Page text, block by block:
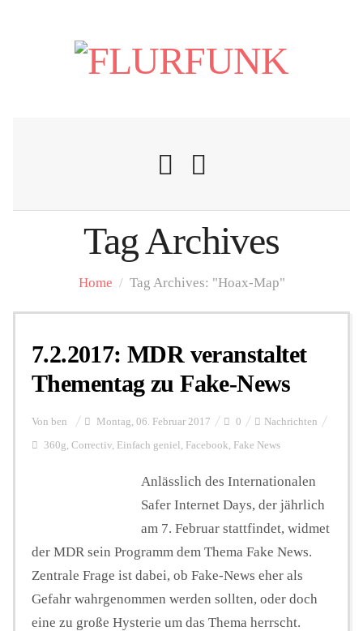
Nachrichten
Flurschelte
Personalien
Hintergrund
FUNKTURM-Beiträge
Podcast
Seminare
Tag Archives
Home / Tag Archives: "Hoax-Map"
7.2.2017: MDR veranstaltet
Thementag zu Fake-News
Von ben Montag, 06. Februar 2017 0 Nachrichten
360g, Correctiv, Einfach geniel , Facebook, Fake News
Anlässlich des Internationalen
Safer Internet Days, der jährlich
am 7. Februar stattfindet, widmet
der MDR sein Programm dem Thema Fake News.
Zentrale Frage ist dabei, ob Fake-News eher als
Gefahr wahrgenommen werden sollten, oder doch
eine zu große Hysterie um das Thema herrscht.